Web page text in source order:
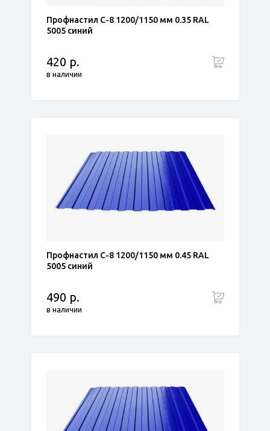
Профнастил С-8 1200/1150 мм 0.35 RAL
5005 синий
420 р.
в наличии
Профнастил С-8 1200/1150 мм 0.45 RAL
5005 синий
490 р.
в наличии